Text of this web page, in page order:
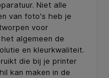
Niet alle
van foto's heb je
voor
algemeen de
en kleurkwaliteit.
die bij je printer
kan maken in de